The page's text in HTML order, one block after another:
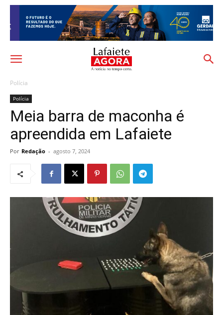
Polícia
Polícia
Meia barra de maconha é
apreendida em Lafaiete
Por Redação - agosto 7, 2024